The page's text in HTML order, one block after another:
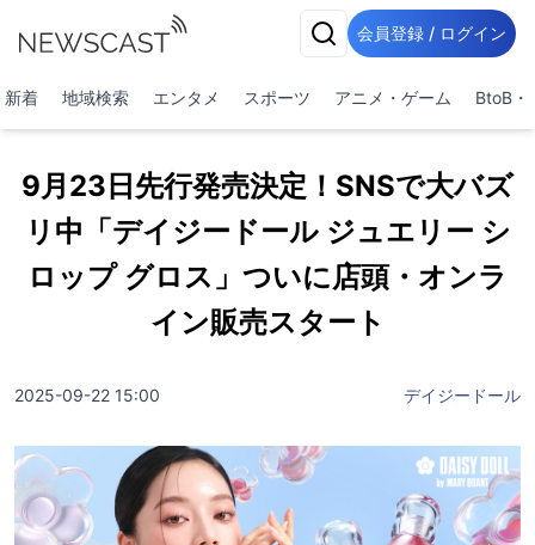
会員登録 / ログイン
新着 地域検索 エンタメ スポーツ アニメ・ゲーム BtoB・
9月23日先行発売決定！SNSで大バズ
リ中「デイジードール ジュエリー シ
ロップ グロス」ついに店頭・オンラ
イン販売スタート
2025-09-22 15:00 デイジードール